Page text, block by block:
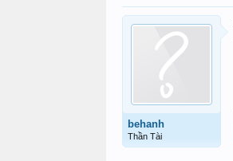
behanh
Thần Tài